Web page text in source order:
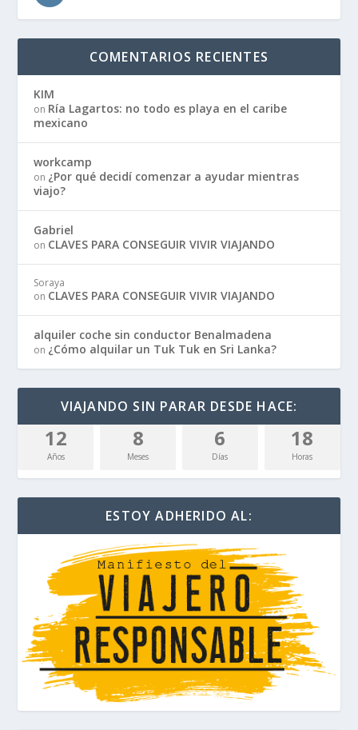
COMENTARIOS RECIENTES
KIM
on Ría Lagartos: no todo es playa en el caribe
mexicano
workcamp
on ¿Por qué decidí comenzar a ayudar mientras
viajo?
Gabriel
on CLAVES PARA CONSEGUIR VIVIR VIAJANDO
Soraya
on CLAVES PARA CONSEGUIR VIVIR VIAJANDO
alquiler coche sin conductor Benalmadena
on ¿Cómo alquilar un Tuk Tuk en Sri Lanka?
VIAJANDO SIN PARAR DESDE HACE:
12
Años
8
Meses
6
Días
18
Horas
ESTOY ADHERIDO AL: